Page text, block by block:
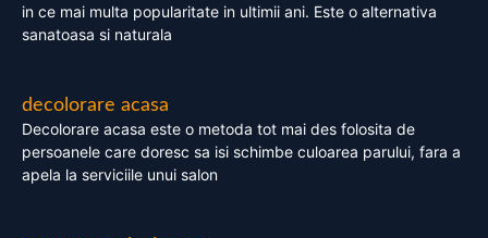
in ce mai multa popularitate in ultimii ani. Este o alternativa
sanatoasa si naturala
decolorare acasa
Decolorare acasa este o metoda tot mai des folosita de
persoanele care doresc sa isi schimbe culoarea parului, fara a
apela la serviciile unui salon